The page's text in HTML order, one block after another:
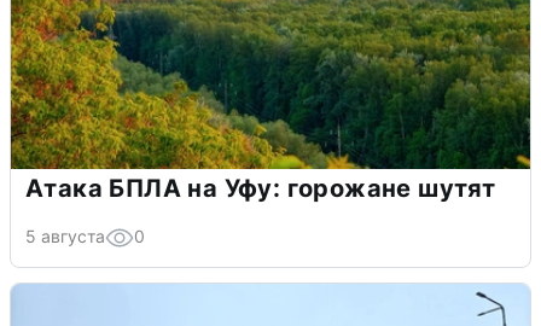
Атака БПЛА на Уфу: горожане шутят
5 августа 0